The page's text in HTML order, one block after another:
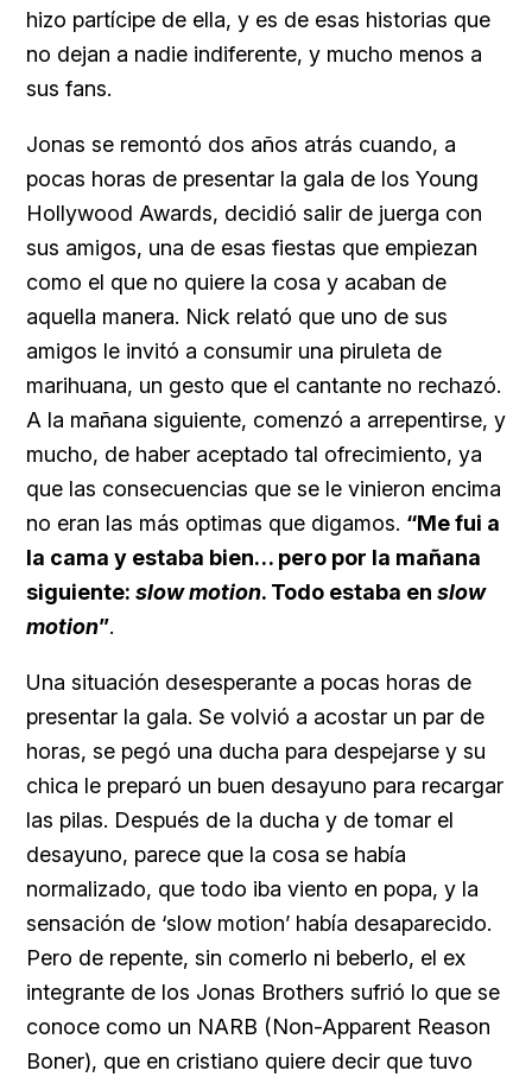
hizo partícipe de ella, y es de esas historias que
no dejan a nadie indiferente, y mucho menos a
sus fans.
Jonas se remontó dos años atrás cuando, a
pocas horas de presentar la gala de los Young
Hollywood Awards, decidió salir de juerga con
sus amigos, una de esas fiestas que empiezan
como el que no quiere la cosa y acaban de
aquella manera. Nick relató que uno de sus
amigos le invitó a consumir una piruleta de
marihuana, un gesto que el cantante no rechazó.
A la mañana siguiente, comenzó a arrepentirse, y
mucho, de haber aceptado tal ofrecimiento, ya
que las consecuencias que se le vinieron encima
no eran las más optimas que digamos. “Me fui a
la cama y estaba bien… pero por la mañana
siguiente: slow motion. Todo estaba en slow
motion”.
Una situación desesperante a pocas horas de
presentar la gala. Se volvió a acostar un par de
horas, se pegó una ducha para despejarse y su
chica le preparó un buen desayuno para recargar
las pilas. Después de la ducha y de tomar el
desayuno, parece que la cosa se había
normalizado, que todo iba viento en popa, y la
sensación de ‘slow motion’ había desaparecido.
Pero de repente, sin comerlo ni beberlo, el ex
integrante de los Jonas Brothers sufrió lo que se
conoce como un NARB (Non-Apparent Reason
Boner), que en cristiano quiere decir que tuvo